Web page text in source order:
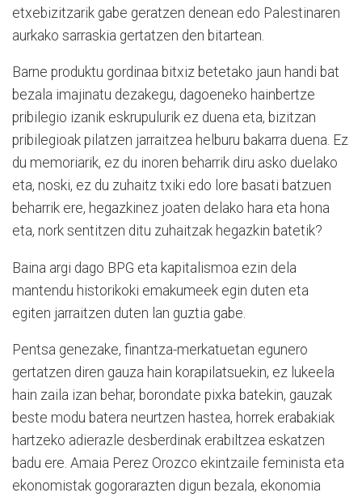
etxebizitzarik gabe geratzen denean edo Palestinaren
aurkako sarraskia gertatzen den bitartean.
Barne produktu gordinaa bitxiz betetako jaun handi bat
bezala imajinatu dezakegu, dagoeneko hainbertze
pribilegio izanik eskrupulurik ez duena eta, bizitzan
pribilegioak pilatzen jarraitzea helburu bakarra duena. Ez
du memoriarik, ez du inoren beharrik diru asko duelako
eta, noski, ez du zuhaitz txiki edo lore basati batzuen
beharrik ere, hegazkinez joaten delako hara eta hona
eta, nork sentitzen ditu zuhaitzak hegazkin batetik?
Baina argi dago BPG eta kapitalismoa ezin dela
mantendu historikoki emakumeek egin duten eta
egiten jarraitzen duten lan guztia gabe.
Pentsa genezake, finantza-merkatuetan egunero
gertatzen diren gauza hain korapilatsuekin, ez lukeela
hain zaila izan behar, borondate pixka batekin, gauzak
beste modu batera neurtzen hastea, horrek erabakiak
hartzeko adierazle desberdinak erabiltzea eskatzen
badu ere. Amaia Perez Orozco ekintzaile feminista eta
ekonomistak gogorarazten digun bezala, ekonomia